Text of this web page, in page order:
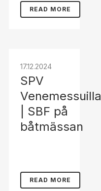
READ MORE
17.12.2024
SPV
Venemessuilla
| SBF på
båtmässan
READ MORE